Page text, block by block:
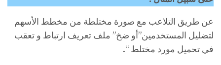
عن طريق التلاعب مع صورة مختلطة من مخطط الأسهم
لتضليل المستخدمين”أو ضخ” ملف تعريف ارتباط و تعقب
في تحميل مورد مختلط “.